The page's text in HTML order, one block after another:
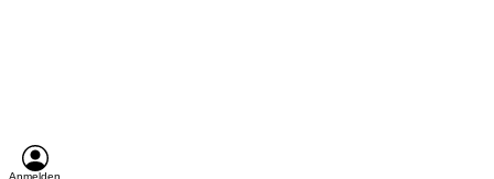
Anmelden